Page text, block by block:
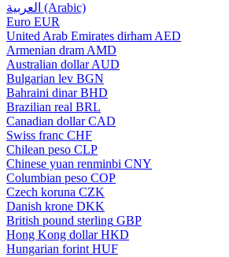
العربية (Arabic)
Euro EUR
United Arab Emirates dirham AED
Armenian dram AMD
Australian dollar AUD
Bulgarian lev BGN
Bahraini dinar BHD
Brazilian real BRL
Canadian dollar CAD
Swiss franc CHF
Chilean peso CLP
Chinese yuan renminbi CNY
Columbian peso COP
Czech koruna CZK
Danish krone DKK
British pound sterling GBP
Hong Kong dollar HKD
Hungarian forint HUF